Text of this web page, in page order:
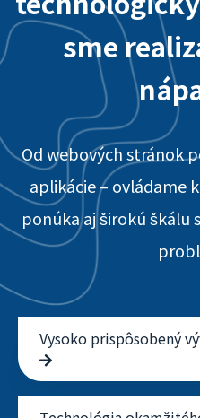
sme
Od webových stránok
aplikácie – ovládame
ponúka aj širokú škálu
Vysoko prispôsobený